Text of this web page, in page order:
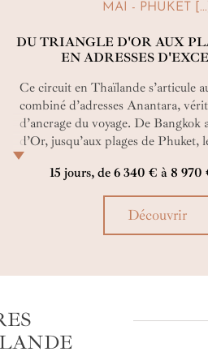
MAI - PHUKET [...]
DU TRIANGLE D'OR AUX
EN ADRESSES
Ce circuit en Thaïlande s’articule
combiné d’adresses Anantara,
d’ancrage du voyage. De Bangkok
d’Or, jusqu’aux plages de Phuket,
changent, mais le niveau d’exigence
constant.15 jours, de 6 340 € à 8 970
Découvrir